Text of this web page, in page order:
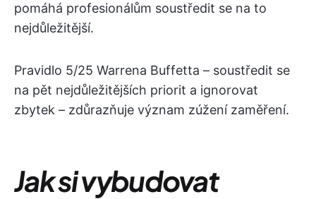
pomáhá profesionálům soustředit se na to
nejdůležitější.
Pravidlo 5/25 Warrena Buffetta – soustředit se
na pět nejdůležitějších priorit a ignorovat
zbytek – zdůrazňuje význam zúžení zaměření.
Jak si vybudovat